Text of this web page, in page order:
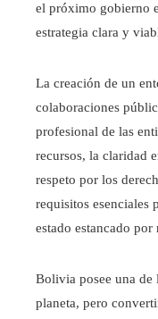
el próximo gobierno
estrategia clara y
La creación de un
colaboraciones
profesional de las
recursos, la claridad
respeto por los
requisitos esenciales
estado estancado por
Bolivia posee una de
planeta, pero